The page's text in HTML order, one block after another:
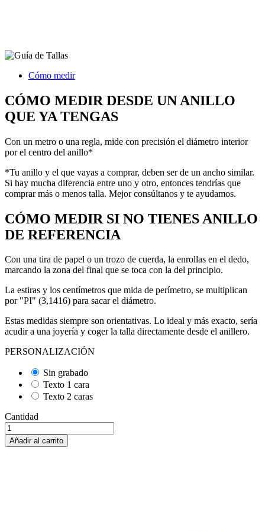
Cómo medir
CÓMO MEDIR DESDE UN ANILLO
QUE YA TENGAS
Con un metro o una regla, mide con precisión el diámetro interior
por el centro del anillo*
*Tu anillo y el que vayas a comprar, deben ser de un ancho similar.
Si hay mucha diferencia entre uno y otro, entonces tendrías que
comprar más o menos talla. Mejor consúltanos y te ayudamos.
CÓMO MEDIR SI NO TIENES ANILLO
DE REFERENCIA
Con una tira de papel o un trozo de cuerda, la enrollas en el dedo,
marcando la zona del final que se toca con la del principio.
La estiras y los centímetros que mida de perímetro, se multiplican
por "PI" (3,1416) para sacar el diámetro.
Estas medidas siempre son orientativas. Lo ideal y más exacto, sería
acudir a una joyería y coger la talla directamente desde el anillero.
PERSONALIZACIÓN
Sin grabado
Texto 1 cara
Texto 2 caras
Cantidad
Añadir al carrito